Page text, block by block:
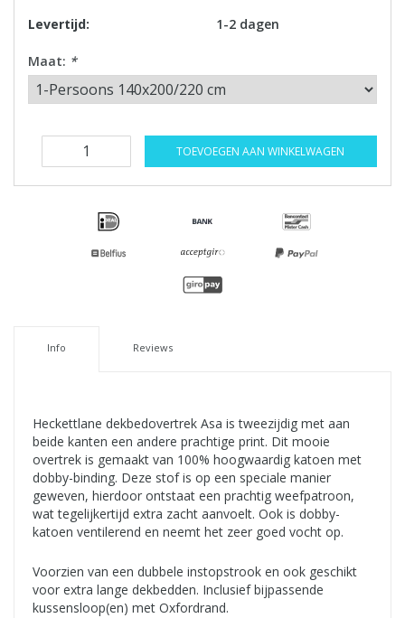
Levertijd: 1-2 dagen
Maat: *
TOEVOEGEN AAN WINKELWAGEN
Info Reviews
Heckettlane dekbedovertrek Asa is tweezijdig met aan
beide kanten een andere prachtige print. Dit mooie
overtrek is gemaakt van 100% hoogwaardig katoen met
dobby-binding. Deze stof is op een speciale manier
geweven, hierdoor ontstaat een prachtig weefpatroon,
wat tegelijkertijd extra zacht aanvoelt. Ook is dobby-
katoen ventilerend en neemt het zeer goed vocht op.
Voorzien van een dubbele instopstrook en ook geschikt
voor extra lange dekbedden. Inclusief bijpassende
kussensloop(en) met Oxfordrand.